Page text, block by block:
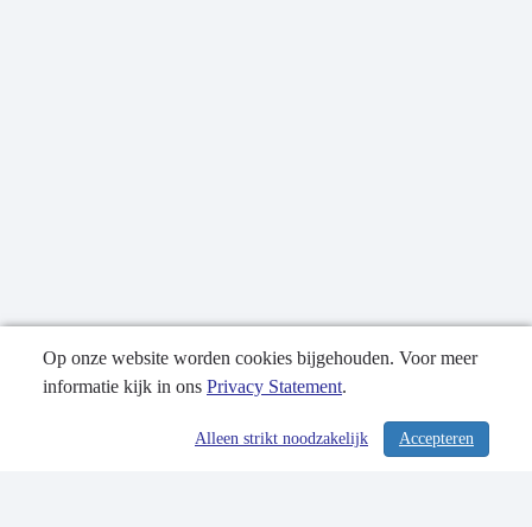
/ 231
Publicatiedatum: 11-09-2020
Op onze website worden cookies bijgehouden. Voor meer
informatie kijk in ons Privacy Statement.
Accepteren
Alleen strikt noodzakelijk